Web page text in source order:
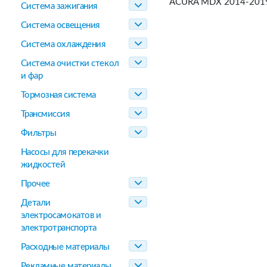
Система зажигания
Система освещения
Система охлаждения
Система очистки стекол
и фар
Тормозная система
Трансмиссия
Фильтры
Насосы для перекачки
жидкостей
Прочее
Детали
электросамокатов и
электротранспорта
Расходные материалы
ACURA MDX 2014-